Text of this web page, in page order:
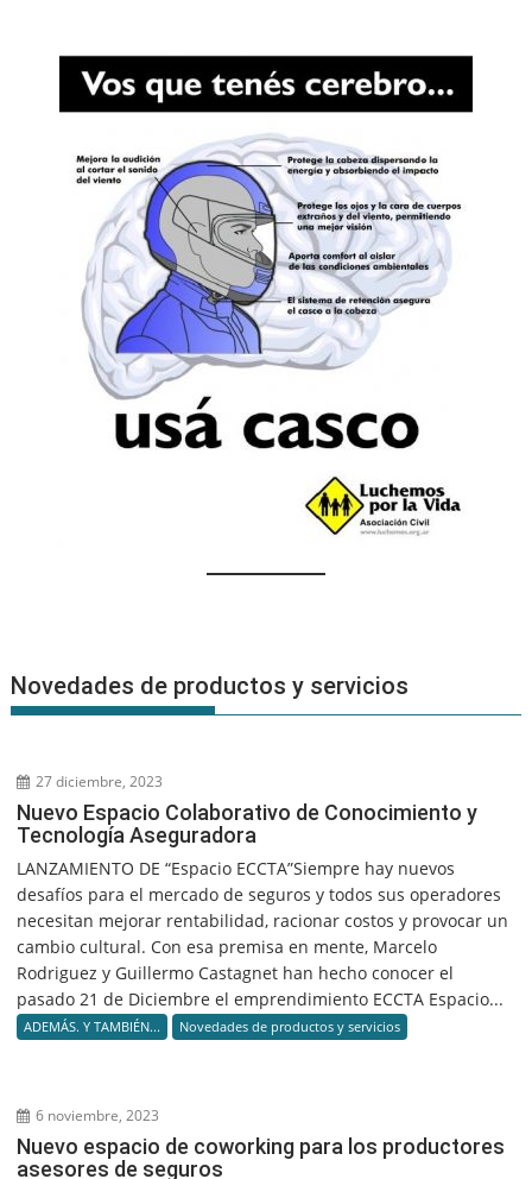
Novedades de productos y servicios
27 diciembre, 2023
Nuevo Espacio Colaborativo de Conocimiento y
Tecnología Aseguradora
LANZAMIENTO DE “Espacio ECCTA”Siempre hay nuevos
desafíos para el mercado de seguros y todos sus operadores
necesitan mejorar rentabilidad, racionar costos y provocar un
cambio cultural. Con esa premisa en mente, Marcelo
Rodriguez y Guillermo Castagnet han hecho conocer el
pasado 21 de Diciembre el emprendimiento ECCTA Espacio...
ADEMÁS. Y TAMBIÉN... Novedades de productos y servicios
6 noviembre, 2023
Nuevo espacio de coworking para los productores
asesores de seguros